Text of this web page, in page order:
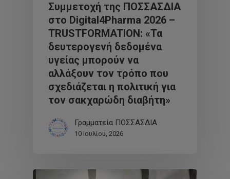
Συμμετοχή της ΠΟΣΣΑΣΔΙΑ
στο Digital4Pharma 2026 –
TRUSTFORMATION: «Τα
δευτερογενή δεδομένα
υγείας μπορούν να
αλλάξουν τον τρόπο που
σχεδιάζεται η πολιτική για
τον σακχαρώδη διαβήτη»
Γραμματεία ΠΟΣΣΑΣΔΙΑ
10 Ιουλίου, 2026